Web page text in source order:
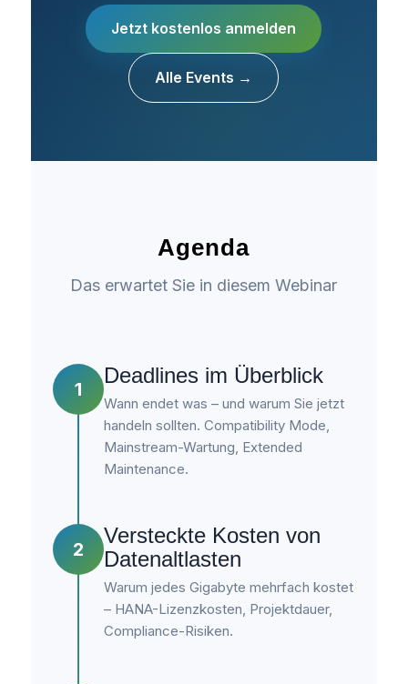
Jetzt kostenlos anmelden
Alle Events →
Agenda
Das erwartet Sie in diesem Webinar
1
Deadlines im Überblick
Wann endet was – und warum Sie jetzt
handeln sollten. Compatibility Mode,
Mainstream-Wartung, Extended
Maintenance.
2
Versteckte Kosten von
Datenaltlasten
Warum jedes Gigabyte mehrfach kostet
– HANA-Lizenzkosten, Projektdauer,
Compliance-Risiken.